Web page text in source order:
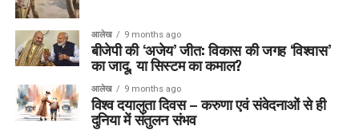
आलेख 9 months ago
बीजेपी की ‘अजेय’ जीत: विकास की जगह ‘विश्वास’
का जादू, या सिस्टम का कमाल?
आलेख 9 months ago
विश्व दयालुता दिवस – करुणा एवं संवेदनाओं से ही
दुनिया में संतुलन संभव